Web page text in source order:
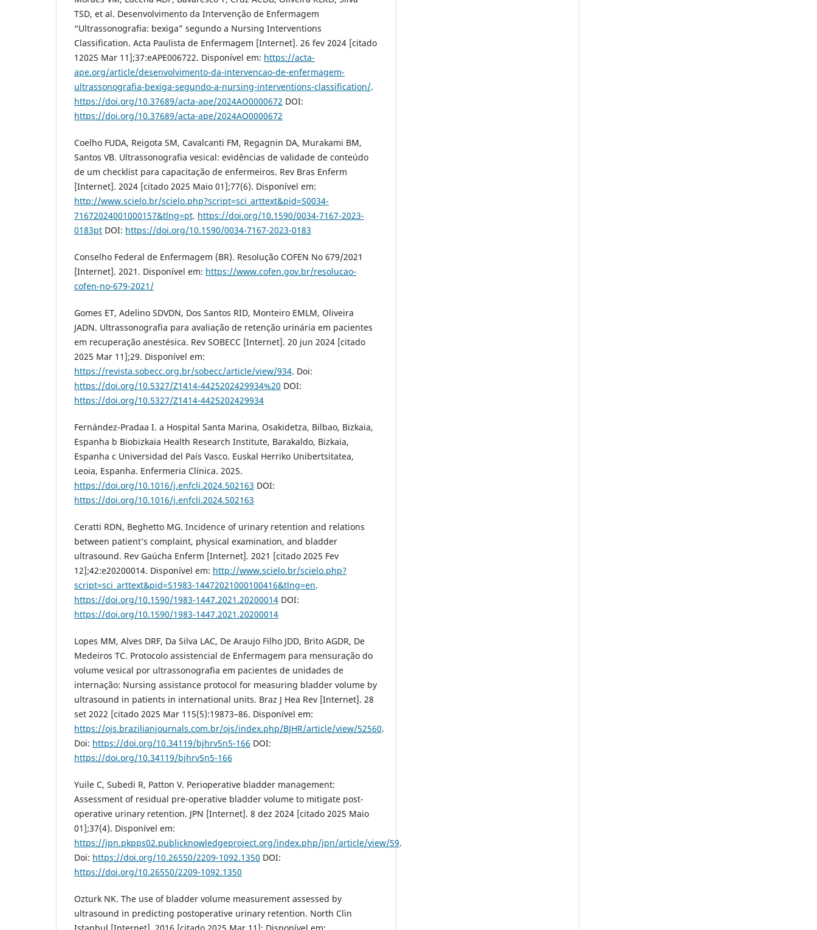
TSD, et al. Desenvolvimento da Intervenção de Enfermagem
“Ultrassonografia: bexiga” segundo a Nursing Interventions
Classification. Acta Paulista de Enfermagem [Internet]. 26 fev 2024 [citado
12025 Mar 11];37:eAPE006722. Disponível em: https://acta-
ape.org/article/desenvolvimento-da-intervencao-de-enfermagem-
ultrassonografia-bexiga-segundo-a-nursing-interventions-classification/.
https://doi.org/10.37689/acta-ape/2024AO0000672 DOI:
https://doi.org/10.37689/acta-ape/2024AO0000672
Coelho FUDA, Reigota SM, Cavalcanti FM, Regagnin DA, Murakami BM,
Santos VB. Ultrassonografia vesical: evidências de validade de conteúdo
de um checklist para capacitação de enfermeiros. Rev Bras Enferm
[Internet]. 2024 [citado 2025 Maio 01];77(6). Disponível em:
http://www.scielo.br/scielo.php?script=sci_arttext&pid=S0034-
71672024001000157&tlng=pt. https://doi.org/10.1590/0034-7167-2023-
0183pt DOI: https://doi.org/10.1590/0034-7167-2023-0183
Conselho Federal de Enfermagem (BR). Resolução COFEN No 679/2021
[Internet]. 2021. Disponível em: https://www.cofen.gov.br/resolucao-
cofen-no-679-2021/
Gomes ET, Adelino SDVDN, Dos Santos RID, Monteiro EMLM, Oliveira
JADN. Ultrassonografia para avaliação de retenção urinária em pacientes
em recuperação anestésica. Rev SOBECC [Internet]. 20 jun 2024 [citado
2025 Mar 11];29. Disponível em:
https://revista.sobecc.org.br/sobecc/article/view/934. Doi:
https://doi.org/10.5327/Z1414-4425202429934%20 DOI:
https://doi.org/10.5327/Z1414-4425202429934
Fernández-Pradaa I. a Hospital Santa Marina, Osakidetza, Bilbao, Bizkaia,
Espanha b Biobizkaia Health Research Institute, Barakaldo, Bizkaia,
Espanha c Universidad del País Vasco. Euskal Herriko Unibertsitatea,
Leoia, Espanha. Enfermeria Clínica. 2025.
https://doi.org/10.1016/j.enfcli.2024.502163 DOI:
https://doi.org/10.1016/j.enfcli.2024.502163
Ceratti RDN, Beghetto MG. Incidence of urinary retention and relations
between patient’s complaint, physical examination, and bladder
ultrasound. Rev Gaúcha Enferm [Internet]. 2021 [citado 2025 Fev
12];42:e20200014. Disponível em: http://www.scielo.br/scielo.php?
script=sci_arttext&pid=S1983-14472021000100416&tlng=en.
https://doi.org/10.1590/1983-1447.2021.20200014 DOI:
https://doi.org/10.1590/1983-1447.2021.20200014
Lopes MM, Alves DRF, Da Silva LAC, De Araujo Filho JDD, Brito AGDR, De
Medeiros TC. Protocolo assistencial de Enfermagem para mensuração do
volume vesical por ultrassonografia em pacientes de unidades de
internação: Nursing assistance protocol for measuring bladder volume by
ultrasound in patients in international units. Braz J Hea Rev [Internet]. 28
set 2022 [citado 2025 Mar 115(5):19873–86. Disponível em:
https://ojs.brazilianjournals.com.br/ojs/index.php/BJHR/article/view/52560.
Doi: https://doi.org/10.34119/bjhrv5n5-166 DOI:
https://doi.org/10.34119/bjhrv5n5-166
Yuile C, Subedi R, Patton V. Perioperative bladder management:
Assessment of residual pre-operative bladder volume to mitigate post-
operative urinary retention. JPN [Internet]. 8 dez 2024 [citado 2025 Maio
01];37(4). Disponível em:
https://jpn.pkpps02.publicknowledgeproject.org/index.php/jpn/article/view/59.
Doi: https://doi.org/10.26550/2209-1092.1350 DOI:
https://doi.org/10.26550/2209-1092.1350
Ozturk NK. The use of bladder volume measurement assessed by
ultrasound in predicting postoperative urinary retention. North Clin